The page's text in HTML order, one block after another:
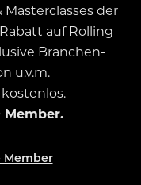
Masterclasses der
auf Rolling
Branchen-
u.v.m.
Member.
Member